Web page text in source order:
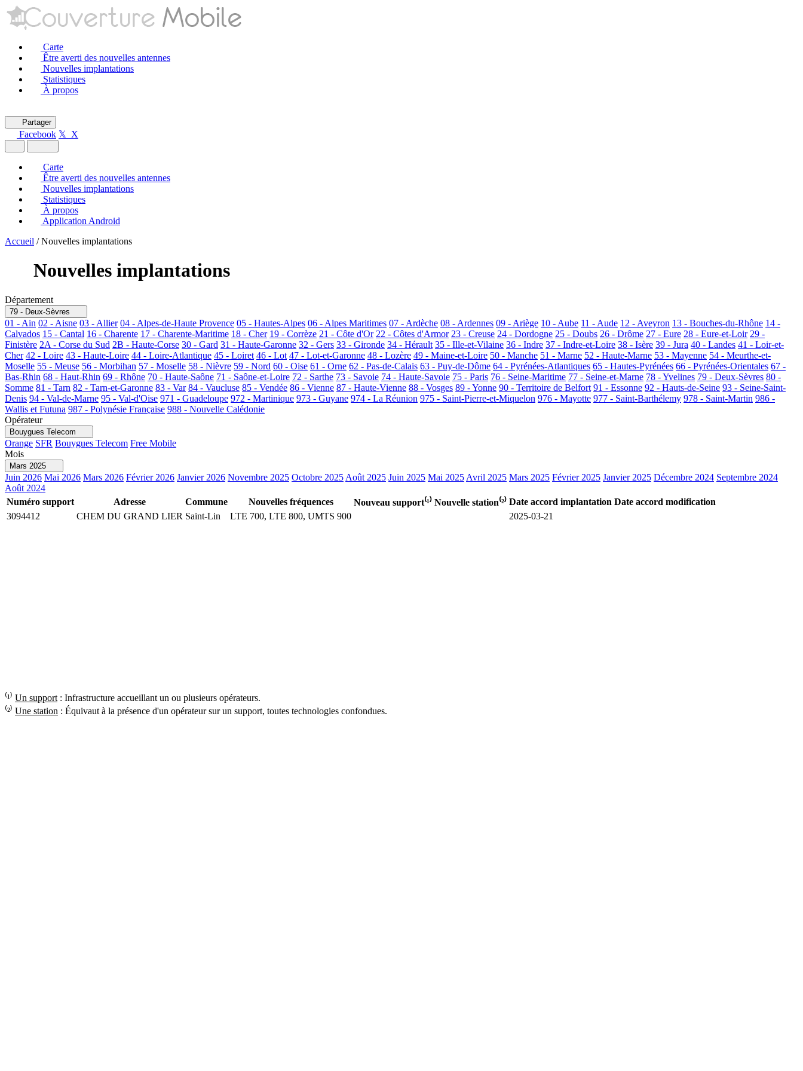
Carte
Être averti des nouvelles antennes
Nouvelles implantations
Statistiques
À propos
Partager
Facebook 𝕏 X
Carte
Être averti des nouvelles antennes
Nouvelles implantations
Statistiques
À propos
Application Android
Accueil / Nouvelles implantations
Nouvelles implantations
Département
79 - Deux-Sèvres
01 - Ain 02 - Aisne 03 - Allier 04 - Alpes-de-Haute Provence 05 - Hautes-Alpes 06 - Alpes Maritimes 07 - Ardèche 08 - Ardennes 09 - Ariège 10 - Aube 11 - Aude 12 - Aveyron 13 - Bouches-du-Rhône 14 -
Calvados 15 - Cantal 16 - Charente 17 - Charente-Maritime 18 - Cher 19 - Corrèze 21 - Côte d'Or 22 - Côtes d'Armor 23 - Creuse 24 - Dordogne 25 - Doubs 26 - Drôme 27 - Eure 28 - Eure-et-Loir 29 -
Finistère 2A - Corse du Sud 2B - Haute-Corse 30 - Gard 31 - Haute-Garonne 32 - Gers 33 - Gironde 34 - Hérault 35 - Ille-et-Vilaine 36 - Indre 37 - Indre-et-Loire 38 - Isère 39 - Jura 40 - Landes 41 - Loir-et-
Cher 42 - Loire 43 - Haute-Loire 44 - Loire-Atlantique 45 - Loiret 46 - Lot 47 - Lot-et-Garonne 48 - Lozère 49 - Maine-et-Loire 50 - Manche 51 - Marne 52 - Haute-Marne 53 - Mayenne 54 - Meurthe-et-
Moselle 55 - Meuse 56 - Morbihan 57 - Moselle 58 - Nièvre 59 - Nord 60 - Oise 61 - Orne 62 - Pas-de-Calais 63 - Puy-de-Dôme 64 - Pyrénées-Atlantiques 65 - Hautes-Pyrénées 66 - Pyrénées-Orientales 67 -
Bas-Rhin 68 - Haut-Rhin 69 - Rhône 70 - Haute-Saône 71 - Saône-et-Loire 72 - Sarthe 73 - Savoie 74 - Haute-Savoie 75 - Paris 76 - Seine-Maritime 77 - Seine-et-Marne 78 - Yvelines 79 - Deux-Sèvres 80 -
Somme 81 - Tarn 82 - Tarn-et-Garonne 83 - Var 84 - Vaucluse 85 - Vendée 86 - Vienne 87 - Haute-Vienne 88 - Vosges 89 - Yonne 90 - Territoire de Belfort 91 - Essonne 92 - Hauts-de-Seine 93 - Seine-Saint-
Denis 94 - Val-de-Marne 95 - Val-d'Oise 971 - Guadeloupe 972 - Martinique 973 - Guyane 974 - La Réunion 975 - Saint-Pierre-et-Miquelon 976 - Mayotte 977 - Saint-Barthélemy 978 - Saint-Martin 986 -
Wallis et Futuna 987 - Polynésie Française 988 - Nouvelle Calédonie
Opérateur
Bouygues Telecom
Orange SFR Bouygues Telecom Free Mobile
Mois
Mars 2025
Juin 2026 Mai 2026 Mars 2026 Février 2026 Janvier 2026 Novembre 2025 Octobre 2025 Août 2025 Juin 2025 Mai 2025 Avril 2025 Mars 2025 Février 2025 Janvier 2025 Décembre 2024 Septembre 2024
Août 2024
Numéro support
Adresse Commune Nouvelles fréquences Nouveau support⁽¹⁾ Nouvelle station⁽²⁾ Date accord implantation Date accord modification
3094412
CHEM DU GRAND LIER Saint-Lin LTE 700, LTE 800, UMTS 900 2025-03-21
⁽¹⁾ Un support : Infrastructure accueillant un ou plusieurs opérateurs.
⁽²⁾ Une station : Équivaut à la présence d'un opérateur sur un support, toutes technologies confondues.